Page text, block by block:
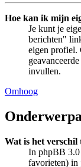
Hoe kan ik mijn
Je kunt je
berichten"
eigen profiel.
invullen.
Omhoog
Wat is het verschil
In phpBB 3.0
favorieten) in